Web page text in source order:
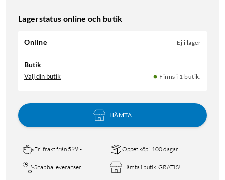
Lagerstatus online och butik
Online Ej i lager
Butik
Välj din butik Finns i 1 butik.
HÄMTA
Fri frakt från 599:- Öppet köp i 100 dagar
Snabba leveranser Hämta i butik, GRATIS!